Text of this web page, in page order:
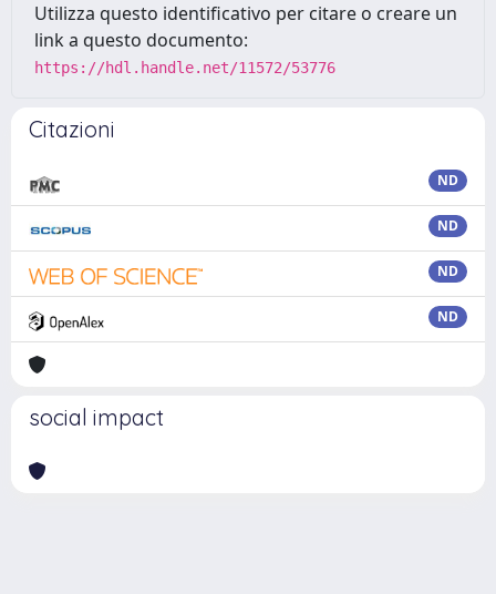
Utilizza questo identificativo per citare o creare un
link a questo documento:
https://hdl.handle.net/11572/53776
Citazioni
ND
ND
ND
ND
social impact